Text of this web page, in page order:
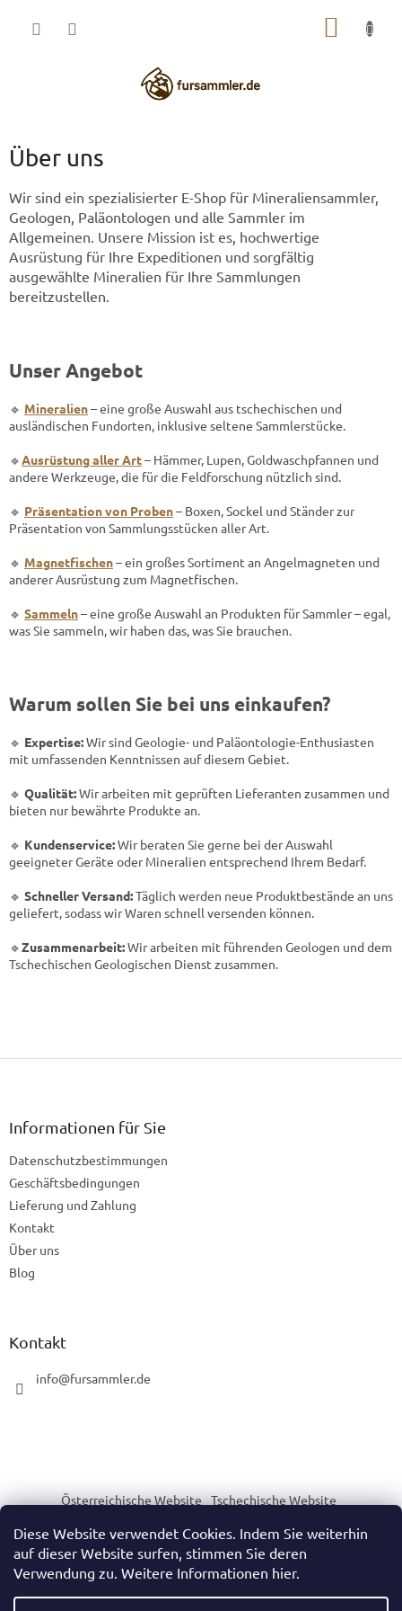
Diese Website verwendet Cookies. Indem Sie weiterhin
auf dieser Website surfen, stimmen Sie deren
Verwendung zu. Weitere Informationen hier.
Über uns
Wir sind ein spezialisierter E-Shop für Mineraliensammler,
Geologen, Paläontologen und alle Sammler im
Allgemeinen. Unsere Mission ist es, hochwertige
Ausrüstung für Ihre Expeditionen und sorgfältig
ausgewählte Mineralien für Ihre Sammlungen
bereitzustellen.
Unser Angebot
🔹 Mineralien– eine große Auswahl aus tschechischen und
ausländischen Fundorten, inklusive seltene Sammlerstücke.
🔹Ausrüstung aller Art– Hämmer, Lupen, Goldwaschpfannen und
andere Werkzeuge, die für die Feldforschung nützlich sind.
🔹 Präsentation von Proben– Boxen, Sockel und Ständer zur
Präsentation von Sammlungsstücken aller Art.
🔹 Magnetfischen– ein großes Sortiment an Angelmagneten und
anderer Ausrüstung zum Magnetfischen.
🔹 Sammeln– eine große Auswahl an Produkten für Sammler – egal,
was Sie sammeln, wir haben das, was Sie brauchen.
Warum sollen Sie bei uns einkaufen?
🔹 Expertise:Wir sind Geologie- und Paläontologie-Enthusiasten
mit umfassenden Kenntnissen auf diesem Gebiet.
🔹 Qualität:Wir arbeiten mit geprüften Lieferanten zusammen und
bieten nur bewährte Produkte an.
🔹 Kundenservice:Wir beraten Sie gerne bei der Auswahl
geeigneter Geräte oder Mineralien entsprechend Ihrem Bedarf.
🔹 Schneller Versand:Täglich werden neue Produktbestände an uns
geliefert, sodass wir Waren schnell versenden können.
🔹Zusammenarbeit:Wir arbeiten mit führenden Geologen und dem
Tschechischen Geologischen Dienst zusammen.
F
Informationen für Sie
Datenschutzbestimmungen
Geschäftsbedingungen
Lieferung und Zahlung
Kontakt
Über uns
Blog
Kontakt
info@fursammler.de
Österreichische Website Tschechische Website